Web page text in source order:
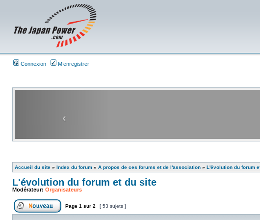
Connexion M’enregistrer
Accueil du site » Index du forum » A propos de ces forums et de l'association » L'évolution du forum
L'évolution du forum et du site
Modérateur: Organisateurs
Page 1 sur 2 [ 53 sujets ]